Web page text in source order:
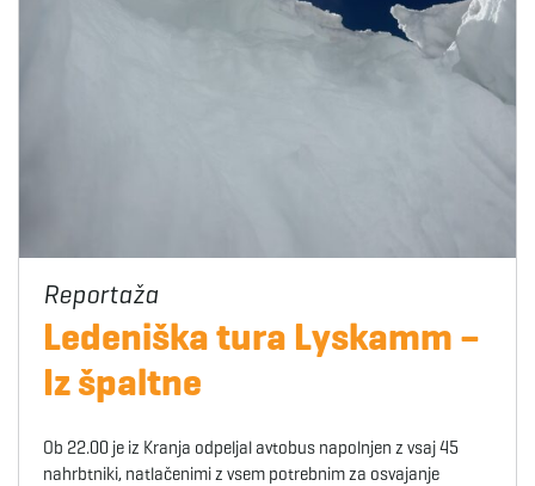
Ledeniška tura Lyskamm –
Iz špaltne
Ob 22.00 je iz Kranja odpeljal avtobus napolnjen z vsaj 45
nahrbtniki, natlačenimi z vsem potrebnim za osvajanje